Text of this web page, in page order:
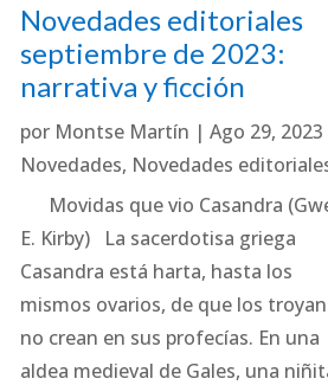
Novedades editoriales
septiembre de 2023:
narrativa y ficción
por Montse Martín |Ago 29, 2023
Novedades, Novedades
Movidas que vio Casandra
E. Kirby) La sacerdotisa griega
Casandra está harta, hasta los
mismos ovarios, de que los
no crean en sus profecías. En una
aldea medieval de Gales, una